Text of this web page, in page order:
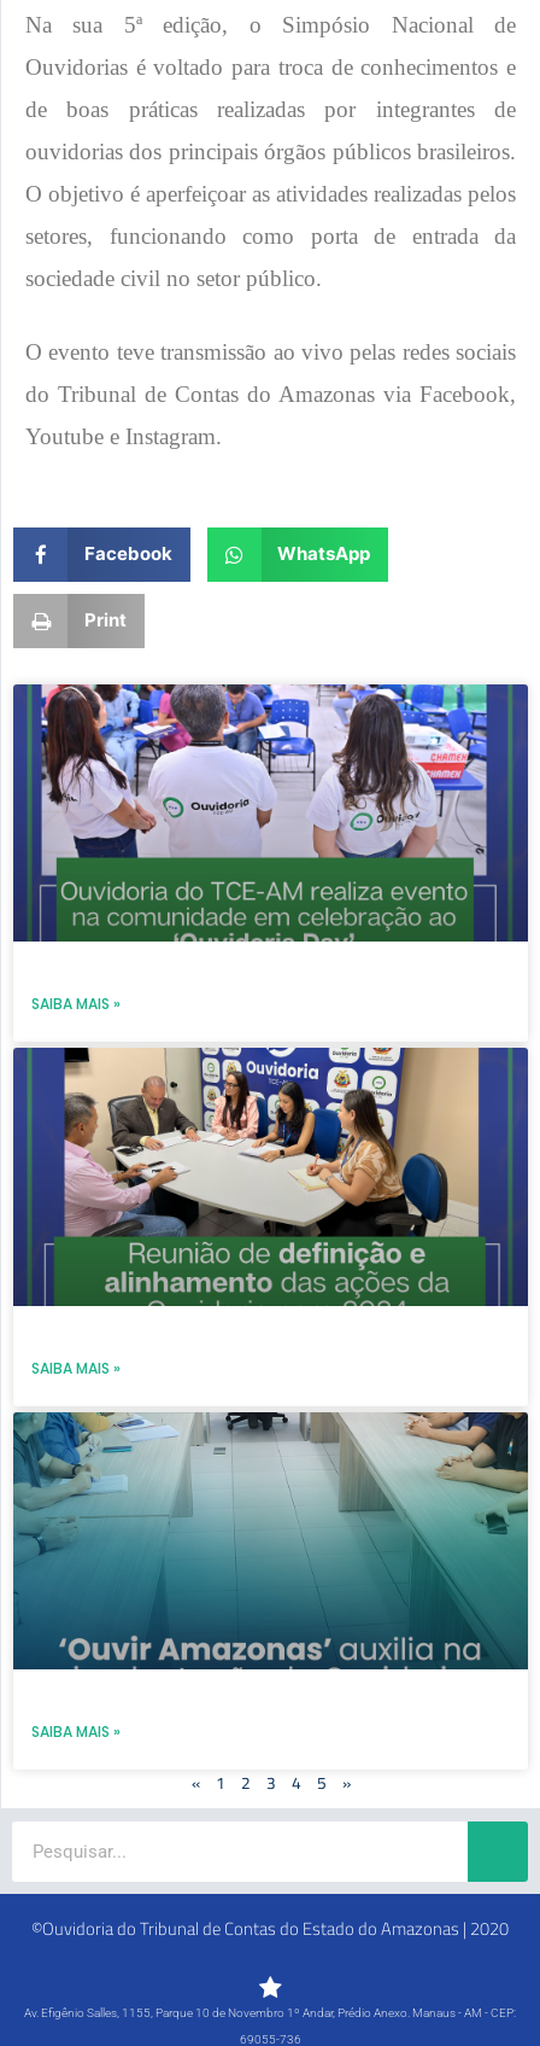
Na sua 5ª edição, o Simpósio Nacional de
Ouvidorias é voltado para troca de conhecimentos e
de boas práticas realizadas por integrantes de
ouvidorias dos principais órgãos públicos brasileiros.
O objetivo é aperfeiçoar as atividades realizadas pelos
setores, funcionando como porta de entrada da
sociedade civil no setor público.
O evento teve transmissão ao vivo pelas redes sociais
do Tribunal de Contas do Amazonas via Facebook,
Youtube e Instagram.
Facebook WhatsApp
Print
SAIBA MAIS »
SAIBA MAIS »
SAIBA MAIS »
«
Page
1
Page
2
Page
3
Page
4
Page
5 »
©Ouvidoria do Tribunal de Contas do Estado do Amazonas | 2020
Av. Efigênio Salles, 1155, Parque 10 de Novembro 1º Andar, Prédio Anexo. Manaus - AM - CEP:
69055-736